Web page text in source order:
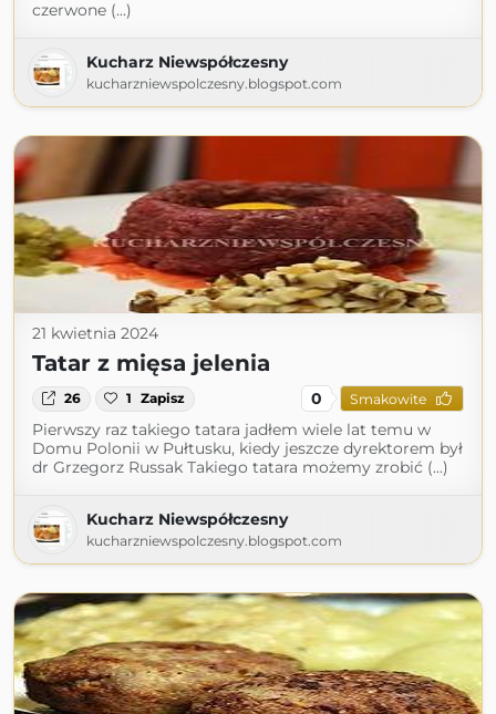
czerwone (...)
Kucharz Niewspółczesny
kucharzniewspolczesny.blogspot.com
21 kwietnia 2024
Tatar z mięsa jelenia
26 1 Zapisz 0 Smakowite
Pierwszy raz takiego tatara jadłem wiele lat temu w
Domu Polonii w Pułtusku, kiedy jeszcze dyrektorem był
dr Grzegorz Russak Takiego tatara możemy zrobić (...)
Kucharz Niewspółczesny
kucharzniewspolczesny.blogspot.com